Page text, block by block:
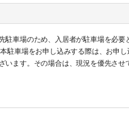
駐車場のため、入居者が駐車場を必
駐車場をお申し込みする際は、お申
います。その場合は、現況を優先さ